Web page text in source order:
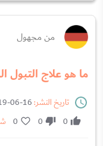
من مجهول
ما هو علاج التبول
تاريخ النشر:
0
0
0